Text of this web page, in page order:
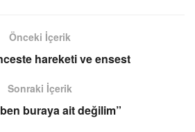
Önceki İçerik
hareketi ve ensest
Sonraki İçerik
buraya ait değilim”